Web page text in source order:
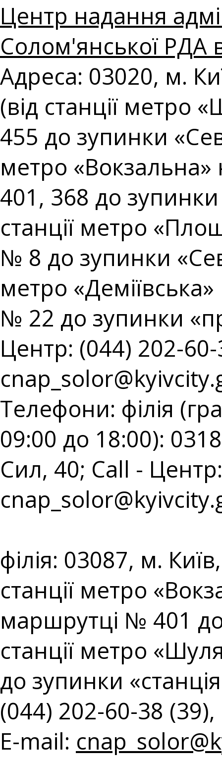
Центр надання
Солом'янської РДА
Адреса: 03020, м.
(від станції метро
455 до зупинки
метро
401, 368 до
станції метро
№ 8 до зупинки
метро
№ 22 до зупинки
Центр: (044) 202-
Телефони: філія
09:00 до 18:00):
Сил, 40; Call -
філія: 03087, м.
станції метро
маршрутці № 401
станції метро
до зупинки
(044) 202-60-38
E-mail: